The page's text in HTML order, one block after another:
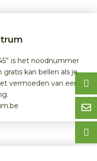
is het noodnummer
gratis kan bellen als je
vermoeden van een